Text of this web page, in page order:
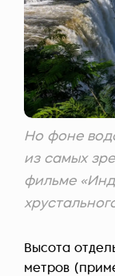
Но фоне
из самых
фильме
Высота
метров